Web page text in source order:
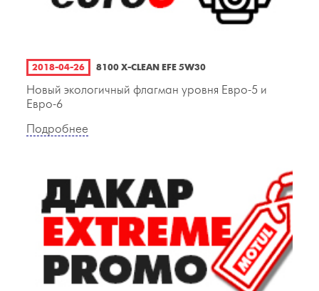
2018-04-26 8100 X-CLEAN EFE 5W30
Новый экологичный флагман уровня Евро-5 и
Евро-6
Подробнее